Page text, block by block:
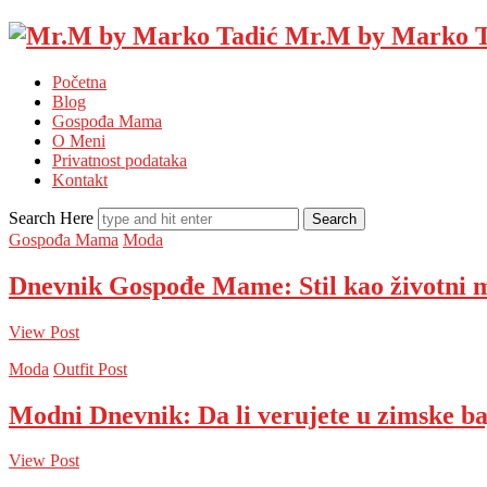
Mr.M by Marko
Početna
Blog
Gospođa Mama
O Meni
Privatnost podataka
Kontakt
Search Here
Gospođa Mama Moda
Dnevnik Gospođe Mame: Stil kao životni
View Post
Moda Outfit Post
Modni Dnevnik: Da li verujete u zimske
View Post